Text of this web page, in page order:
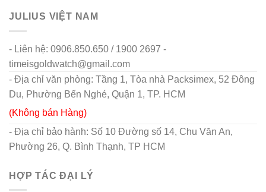
JULIUS VIỆT NAM
- Liên hệ: 0906.850.650 / 1900 2697 -
timeisgoldwatch@gmail.com
- Địa chỉ văn phòng: Tầng 1, Tòa nhà Packsimex, 52 Đông
Du, Phường Bến Nghé, Quận 1, TP. HCM
(Không bán Hàng)
- Địa chỉ bảo hành: Số 10 Đường số 14, Chu Văn An,
Phường 26, Q. Bình Thạnh, TP HCM
HỢP TÁC ĐẠI LÝ